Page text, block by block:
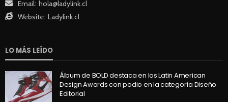
Email: hola@ladylink.cl
Website: Ladylink.cl
LO MÁS LEÍDO
Álbum de BOLD destaca en los Latin American
Design Awards con podio en la categoría Diseño
Editorial